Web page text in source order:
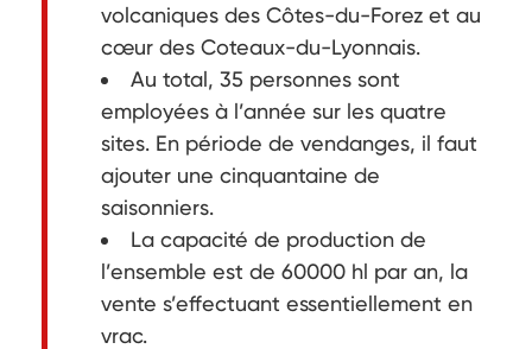
volcaniques des Côtes-du-Forez et au
cœur des Coteaux-du-Lyonnais.
Au total, 35 personnes sont
employées à l’année sur les quatre
sites. En période de vendanges, il faut
ajouter une cinquantaine de
saisonniers.
La capacité de production de
l’ensemble est de 60000 hl par an, la
vente s’effectuant essentiellement en
vrac.